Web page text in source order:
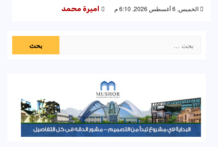
الخميس, 6 أغسطس 2026, 6:10 م اميرة محمد
عن: